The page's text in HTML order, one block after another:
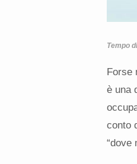
Tempo
Forse
è una
conto
“dove